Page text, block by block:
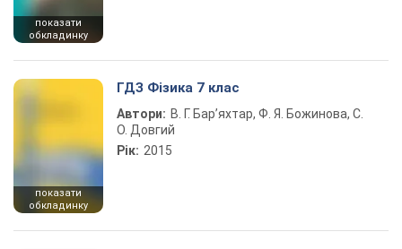
показати
обкладинку
показати
обкладинку
ГДЗ Фізика 7 клас
Автори: В. Г. Бар’яхтар, Ф. Я. Божинова, С.
О. Довгий
Рік: 2015